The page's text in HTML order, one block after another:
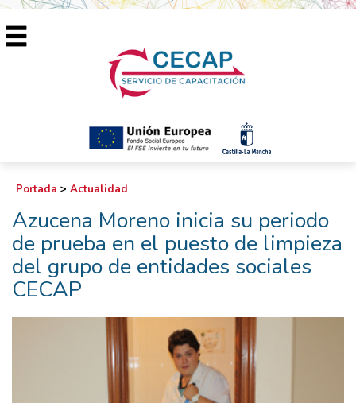
Portada > Actualidad
Azucena Moreno inicia su periodo
de prueba en el puesto de limpieza
del grupo de entidades sociales
CECAP